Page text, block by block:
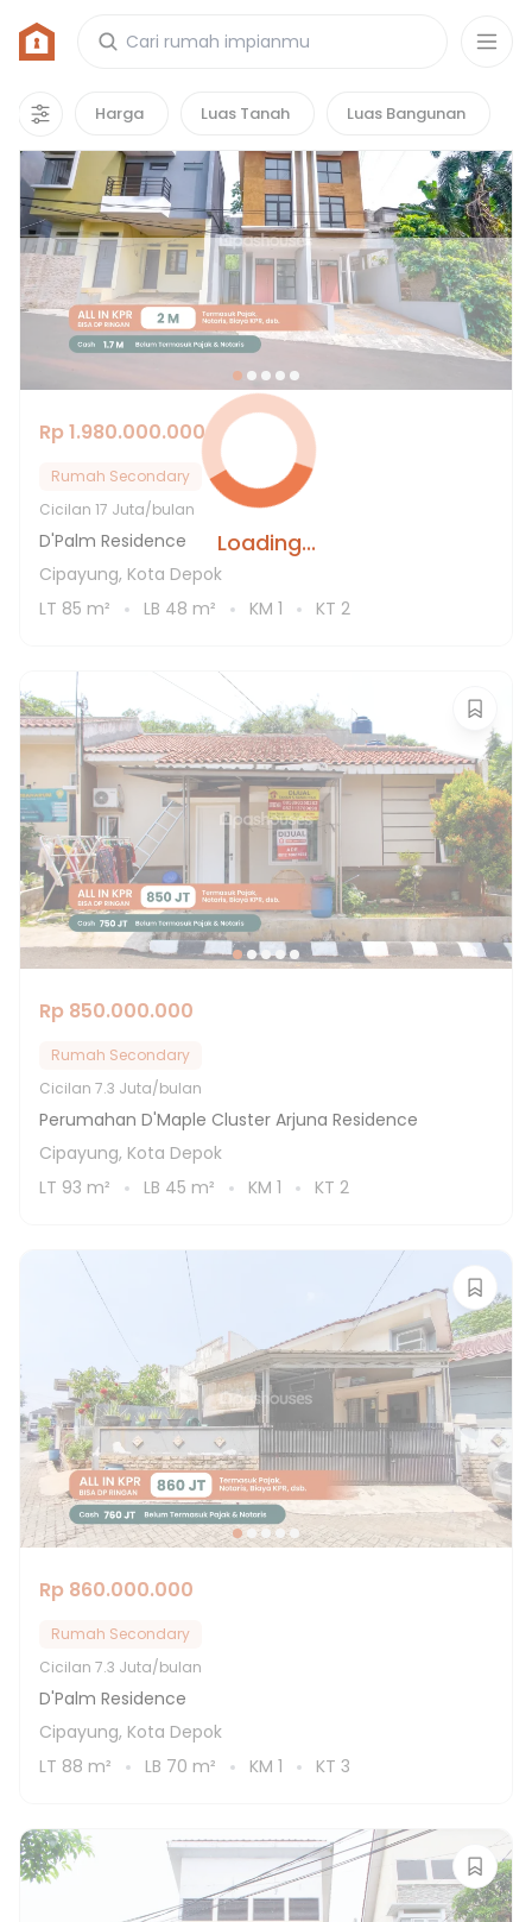
Harga Luas Tanah Luas Bangunan
Loading...
Rumah di D'mapple Residence
4properti
Rp 1.980.000.000
Rumah Secondary
Cicilan 17 Juta/bulan
D'Palm Residence
Cipayung, Kota Depok
LT 85 m² LB 48 m² KM 1 KT 2
Rp 850.000.000
Rumah Secondary
Cicilan 7.3 Juta/bulan
Perumahan D'Maple Cluster Arjuna Residence
Cipayung, Kota Depok
LT 93 m² LB 45 m² KM 1 KT 2
Rp 860.000.000
Rumah Secondary
Cicilan 7.3 Juta/bulan
D'Palm Residence
Cipayung, Kota Depok
LT 88 m² LB 70 m² KM 1 KT 3